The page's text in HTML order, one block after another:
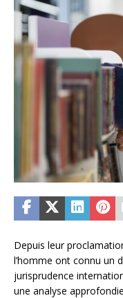
Depuis leur
l’homme ont connu un
jurisprudence
une analyse